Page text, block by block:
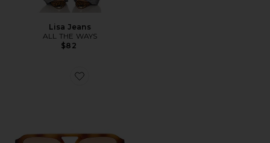
Lisa Jeans
ALL THE WAYS
$82
Favorite GAFAS DE SOL SUBZERO